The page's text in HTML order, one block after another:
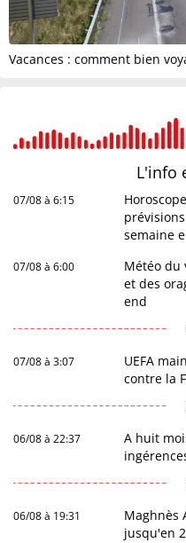
Vacances : comment bien
L'info
07/08 à 6:15
semaine
07/08 à 6:00
Météo du
et des
end
07/08 à 3:07
UEFA
contre la
06/08 à 22:37
A huit
06/08 à 19:31
Maghnès
jusqu'en